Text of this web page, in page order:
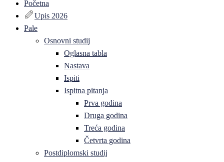
Početna
Upis 2026
Pale
Osnovni studij
Oglasna tabla
Nastava
Ispiti
Ispitna pitanja
Prva godina
Druga godina
Treća godina
Četvrta godina
Postdiplomski studij